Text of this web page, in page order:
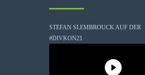
STEFAN SLEMBROUCK AUF DER
#DIVKON21